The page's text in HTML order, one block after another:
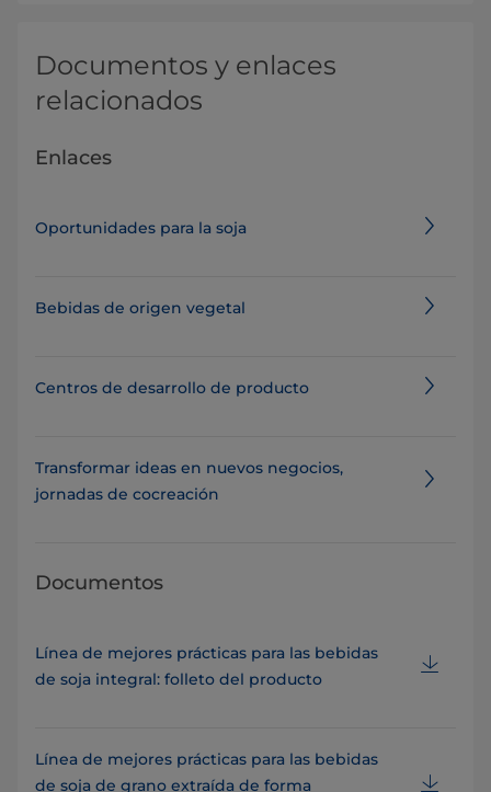
Documentos y enlaces
relacionados
Enlaces
Oportunidades para la soja
Bebidas de origen vegetal
Centros de desarrollo de producto
Transformar ideas en nuevos negocios,
jornadas de cocreación
Documentos
Línea de mejores prácticas para las bebidas
de soja integral: folleto del producto
Línea de mejores prácticas para las bebidas
de soja de grano extraída de forma